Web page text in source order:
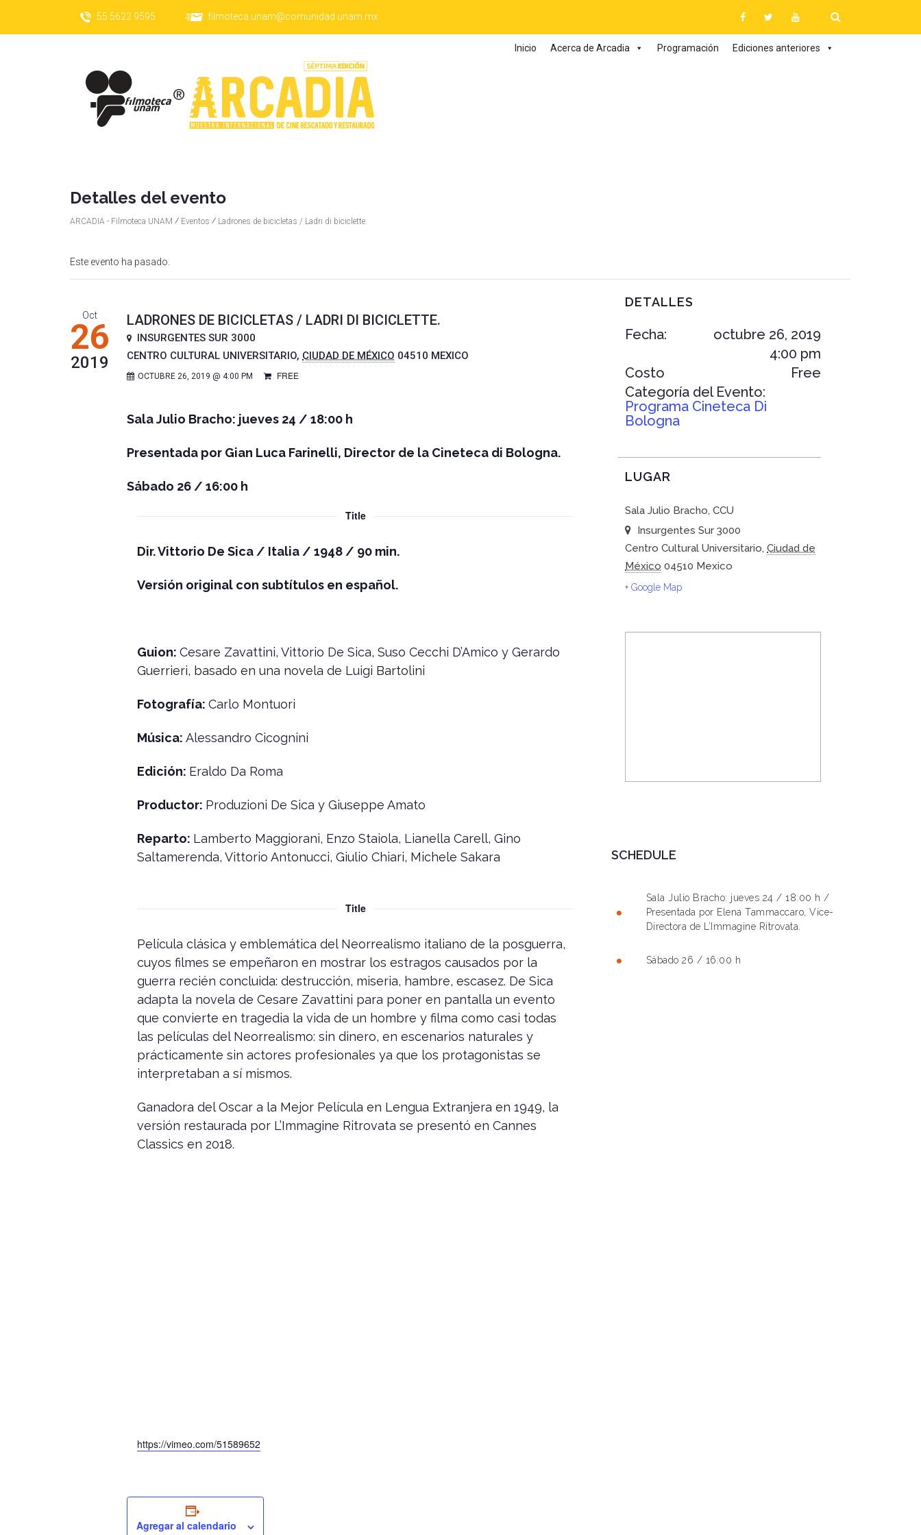
55 5622 9595 filmoteca.unam@comunidad.unam.mx
Inicio Acerca de Arcadia Programación Ediciones anteriores
Detalles del evento
ARCADIA - Filmoteca UNAM ⁄ Eventos ⁄ Ladrones de bicicletas / Ladri di biciclette.
Este evento ha pasado.
Oct
26
2019
LADRONES DE BICICLETAS / LADRI DI BICICLETTE.
INSURGENTES SUR 3000
CENTRO CULTURAL UNIVERSITARIO, CIUDAD DE MÉXICO 04510 MEXICO
OCTUBRE 26, 2019 @ 4:00 PM FREE
Sala Julio Bracho: jueves 24 / 18:00 h
Presentada por Gian Luca Farinelli, Director de la Cineteca di Bologna.
Sábado 26 / 16:00 h
Title
Dir. Vittorio De Sica / Italia / 1948 / 90 min.
Versión original con subtítulos en español.
Guion: Cesare Zavattini, Vittorio De Sica, Suso Cecchi D’Amico y Gerardo
Guerrieri, basado en una novela de Luigi Bartolini
Fotografía: Carlo Montuori
Música: Alessandro Cicognini
Edición: Eraldo Da Roma
Productor: Produzioni De Sica y Giuseppe Amato
Reparto: Lamberto Maggiorani, Enzo Staiola, Lianella Carell, Gino
Saltamerenda, Vittorio Antonucci, Giulio Chiari, Michele Sakara
Title
Película clásica y emblemática del Neorrealismo italiano de la posguerra,
cuyos filmes se empeñaron en mostrar los estragos causados por la
guerra recién concluida: destrucción, miseria, hambre, escasez. De Sica
adapta la novela de Cesare Zavattini para poner en pantalla un evento
que convierte en tragedia la vida de un hombre y filma como casi todas
las películas del Neorrealismo: sin dinero, en escenarios naturales y
prácticamente sin actores profesionales ya que los protagonistas se
interpretaban a sí mismos.
Ganadora del Oscar a la Mejor Película en Lengua Extranjera en 1949, la
versión restaurada por L’Immagine Ritrovata se presentó en Cannes
Classics en 2018.
https://vimeo.com/51589652
Agregar al calendario
DETALLES
Fecha:
octubre 26, 2019
4:00 pm
Costo
Free
Categoría del Evento:
Programa Cineteca Di
Bologna
LUGAR
Sala Julio Bracho, CCU
Insurgentes Sur 3000
Centro Cultural Universitario, Ciudad de
México 04510 Mexico
+ Google Map
SCHEDULE
Sala Julio Bracho: jueves 24 / 18:00 h /
Presentada por Elena Tammaccaro, Vice-
Directora de L’Immagine Ritrovata.
Sábado 26 / 16:00 h